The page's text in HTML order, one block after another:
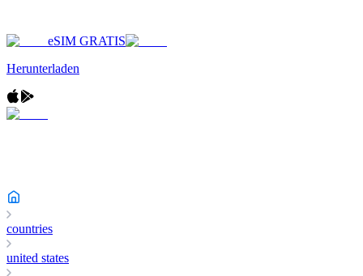
eSIM GRATIS
Herunterladen
countries
united states